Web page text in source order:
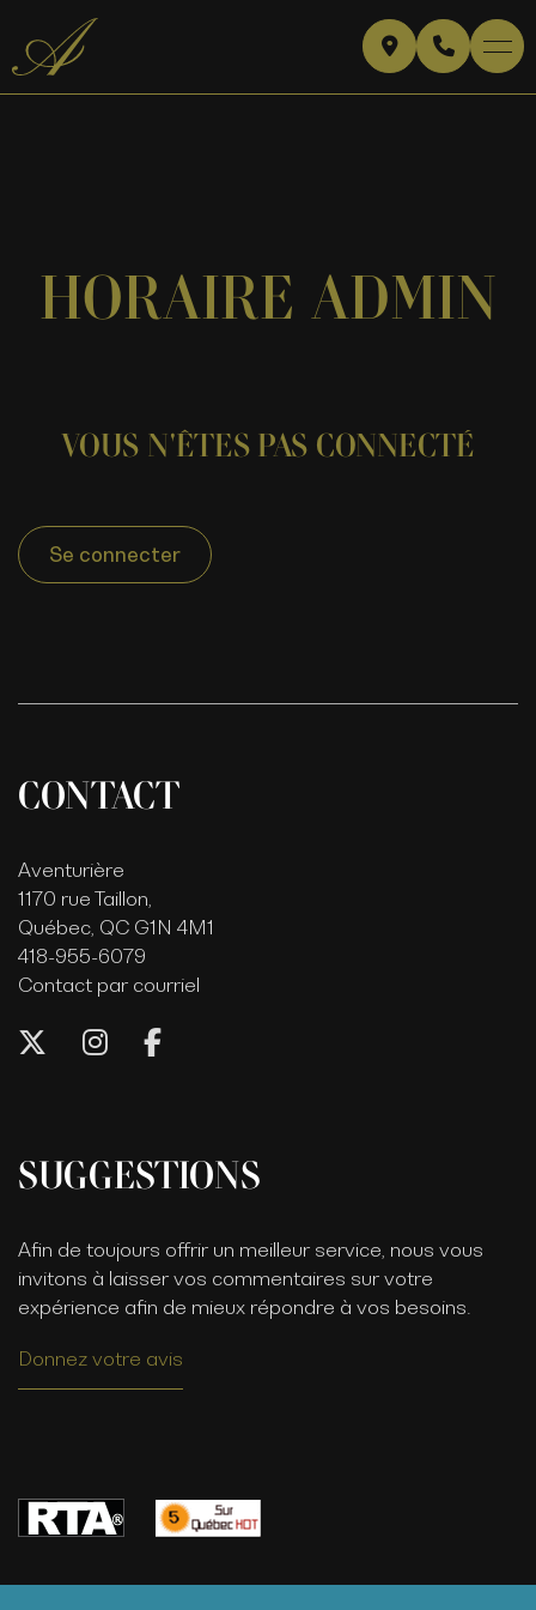
HORAIRE ADMIN
VOUS N'ÊTES PAS CONNECTÉ
Se connecter
CONTACT
Aventurière
1170 rue Taillon,
Québec, QC G1N 4M1
418-955-6079
Contact par courriel
SUGGESTIONS
Afin de toujours offrir un meilleur service, nous vous
invitons à laisser vos commentaires sur votre
expérience afin de mieux répondre à vos besoins.
Donnez votre avis